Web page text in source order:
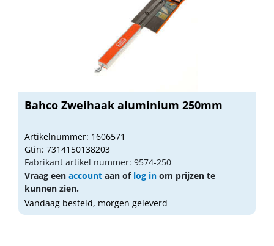
Bahco Zweihaak aluminium 250mm
Artikelnummer: 1606571
Gtin: 7314150138203
Fabrikant artikel nummer: 9574-250
Vraag een account aan of log in om prijzen te
kunnen zien.
Vandaag besteld, morgen geleverd